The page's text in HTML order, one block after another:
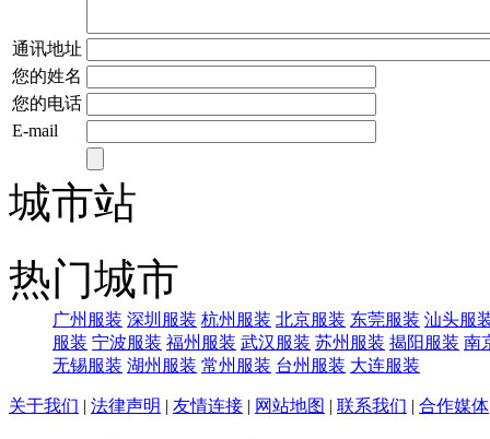
通讯地址
您的姓名
您的电话
E-mail
城市站
热门城市
广州服装 深圳服装 杭州服装 北京服装 东莞服装 汕头服
服装 宁波服装 福州服装 武汉服装 苏州服装 揭阳服装 南
无锡服装 湖州服装 常州服装 台州服装 大连服装
关于我们 | 法律声明 | 友情连接 | 网站地图 | 联系我们 | 合作媒体